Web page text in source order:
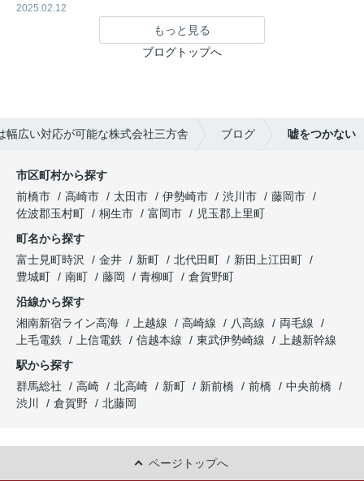
2025.02.12
もっと見る
ブログトップへ
幅広い対応が可能な株式会社三方舎 ブログ 嘘をつかない
市区町村から探す
前橋市
高崎市 太田市 伊勢崎市 渋川市
藤岡市
佐波郡玉村町
桐生市 富岡市
児玉郡上里町
町名から探す
富士見町時沢
金井 新町 北代田町
新田上江田町
豊城町
南町 藤岡 青柳町
倉賀野町
沿線から探す
湘南新宿ライン高海
上越線 高崎線 八高線
両毛線
上毛電鉄
上信電鉄 信越本線 東武伊勢崎線
上越新幹線
駅から探す
群馬総社
高崎 北高崎 新町 新前橋 前橋
中央前橋
渋川
倉賀野 北藤岡
ページトップへ